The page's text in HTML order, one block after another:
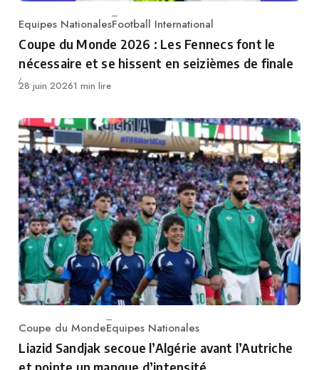
Category
Equipes NationalesFootball International
Coupe du Monde 2026 : Les Fennecs font le
nécessaire et se hissent en seizièmes de finale
Publié
28 juin 20261 min lire
Category
Coupe du MondeEquipes Nationales
Liazid Sandjak secoue l’Algérie avant l’Autriche